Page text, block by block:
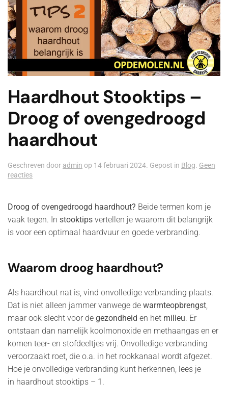
Haardhout Stooktips –
Droog of ovengedroogd
haardhout
Geschreven door admin op 14 februari 2024. Gepost in Blog. Geen
reactiesop
–
of
ovengedroogd
Droog of ovengedroogd haardhout? Beide termen kom je
vaak tegen. In stooktips vertellen je waarom dit belangrijk
is voor een optimaal haardvuur en goede verbranding.
Waarom droog haardhout?
Als haardhout nat is, vind onvolledige verbranding plaats.
Dat is niet alleen jammer vanwege de warmteopbrengst,
maar ook slecht voor de gezondheid en het milieu. Er
ontstaan dan namelijk koolmonoxide en methaangas en er
komen teer- en stofdeeltjes vrij. Onvolledige verbranding
veroorzaakt roet, die o.a. in het rookkanaal wordt afgezet.
Hoe je onvolledige verbranding kunt herkennen, lees je
in haardhout stooktips – 1.